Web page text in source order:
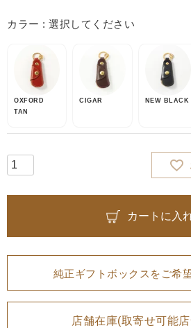
カラー 選択してください
OXFORD
TAN
CIGAR NEW BLACK
カートに入
純正ギフトボックスをご希
店舗在庫(取寄せ可能